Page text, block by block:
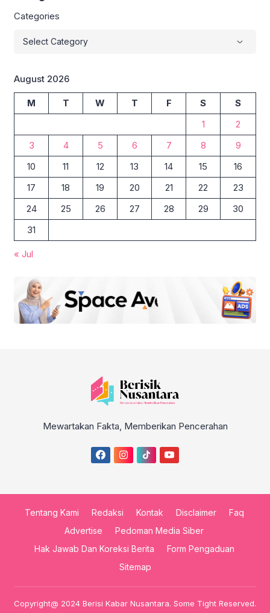
Categories
August 2026
M T W T F S
S
1
2
3
4 5 6 7 8
9
10
11 12 13 14 15
16
17
18 19 20 21 22
23
24
25 26 27 28 29
30
31
« Jul
Mewartakan Fakta, Memberikan Pencerahan
Tentang Kami Redaksi Kontak Disclaimer
Faq
Advertise
Pedoman Media Siber
Hak Jawab Dan Koreksi Berita
Form Pengaduan
Sitemap
Copyright@ 2024 Berisi Kabar Nusantara. Some Tight Reserved.